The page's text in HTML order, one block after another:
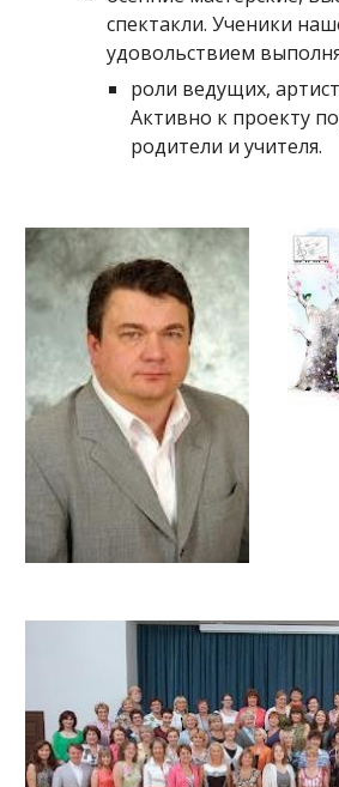
спектакли. Ученики
удовольствием
роли ведущих,
Активно к проекту
родители и учителя.